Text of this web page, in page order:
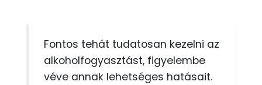
Fontos tehát tudatosan kezelni az
alkoholfogyasztást, figyelembe
véve annak lehetséges hatásait.